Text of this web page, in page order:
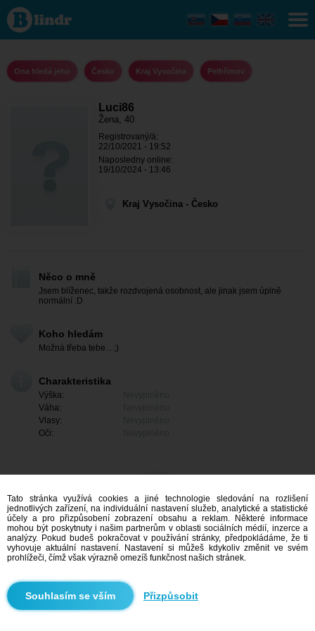
Luci86 -
Ona
hledá
jeho Kraj
Pelhřimov
Ona hledá jeho Česko Kraj Vysočina Pelhřimov
Luci86
Žena, 40
Registrovaný/á:
22/10/2021 - 19:52
Naposledny online:
19/10/2024 - 13:46
Kraj Vysočina - Česko
Něco o mně
Jsem blíženec, takže rozdvojená osobnost, ale jinak jsem úplně
normální :D
Koho hledám
Možná třeba tebe... ;)
Charakteristika
Výška:
Váha:
Vlasy:
Oči:
Vyhledávání
Tato stránka využívá cookies a jiné technologie sledování na rozlišení
jednotlivých zařízení, na individuální nastavení služeb, analytické a statistické
účely a pro přizpůsobení zobrazení obsahu a reklam. Některé informace
mohou být poskytnuty i našim partnerům v oblasti sociálních médií, inzerce a
analýzy. Pokud budeš pokračovat v používání stránky, předpokládáme, že ti
vyhovuje aktuální nastavení. Nastavení si můžeš kdykoliv změnit ve svém
prohlížeči, čímž však výrazně omezíš funkčnost našich stránek.
Přizpůsobit